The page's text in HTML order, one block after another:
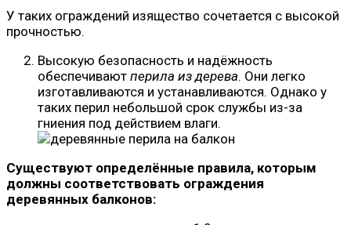
У таких ограждений изящество сочетается с высокой
прочностью.
Высокую безопасность и надёжность
обеспечивают перила из дерева. Они легко
изготавливаются и устанавливаются. Однако у
таких перил небольшой срок службы из-за
гниения под действием влаги.
Существуют определённые правила, которым
должны соответствовать ограждения
деревянных балконов: